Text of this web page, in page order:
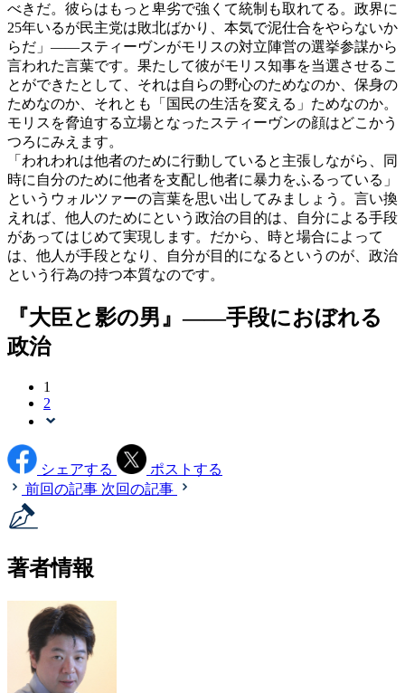
べきだ。彼らはもっと卑劣で強くて統制も取れてる。政界に
25年いるが民主党は敗北ばかり、本気で泥仕合をやらないか
らだ」――スティーヴンがモリスの対立陣営の選挙参謀から
言われた言葉です。果たして彼がモリス知事を当選させるこ
とができたとして、それは自らの野心のためなのか、保身の
ためなのか、それとも「国民の生活を変える」ためなのか。
モリスを脅迫する立場となったスティーヴンの顔はどこかう
つろにみえます。
「われわれは他者のために行動していると主張しながら、同
時に自分のために他者を支配し他者に暴力をふるっている」
というウォルツァーの言葉を思い出してみましょう。言い換
えれば、他人のためにという政治の目的は、自分による手段
があってはじめて実現します。だから、時と場合によって
は、他人が手段となり、自分が目的になるというのが、政治
という行為の持つ本質なのです。
『大臣と影の男』――手段におぼれる
政治
1
2
シェアする
ポストする
前回の記事 次回の記事
著者情報